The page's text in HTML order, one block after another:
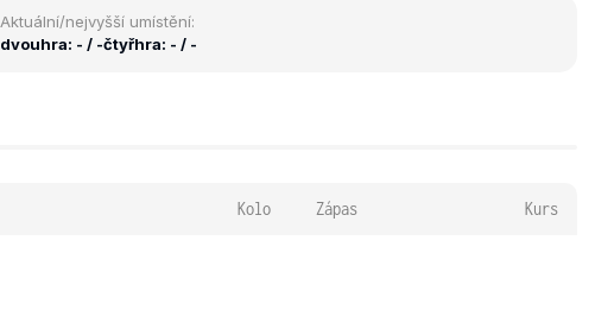
Aktuální/nejvyšší umístění:
dvouhra: - / -čtyřhra: - / -
Kolo Zápas Kurs